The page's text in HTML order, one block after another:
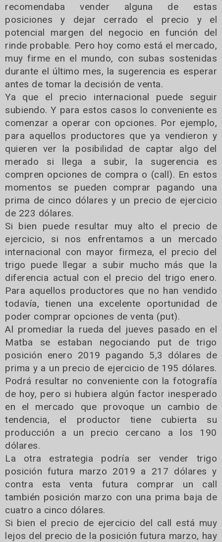
recomendaba vender alguna de estas
posiciones y dejar cerrado el precio y el
potencial margen del negocio en función del
rinde probable. Pero hoy como está el mercado,
muy firme en el mundo, con subas sostenidas
durante el último mes, la sugerencia es esperar
antes de tomar la decisión de venta.
Ya que el precio internacional puede seguir
subiendo. Y para estos casos lo conveniente es
comenzar a operar con opciones. Por ejemplo,
para aquellos productores que ya vendieron y
quieren ver la posibilidad de captar algo del
merado si llega a subir, la sugerencia es
compren opciones de compra o (call). En estos
momentos se pueden comprar pagando una
prima de cinco dólares y un precio de ejercicio
de 223 dólares.
Si bien puede resultar muy alto el precio de
ejercicio, si nos enfrentamos a un mercado
internacional con mayor firmeza, el precio del
trigo puede llegar a subir mucho más que la
diferencia actual con el precio del trigo enero.
Para aquellos productores que no han vendido
todavía, tienen una excelente oportunidad de
poder comprar opciones de venta (put).
Al promediar la rueda del jueves pasado en el
Matba se estaban negociando put de trigo
posición enero 2019 pagando 5,3 dólares de
prima y a un precio de ejercicio de 195 dólares.
Podrá resultar no conveniente con la fotografía
de hoy, pero si hubiera algún factor inesperado
en el mercado que provoque un cambio de
tendencia, el productor tiene cubierta su
producción a un precio cercano a los 190
dólares.
La otra estrategia podría ser vender trigo
posición futura marzo 2019 a 217 dólares y
contra esta venta futura comprar un call
también posición marzo con una prima baja de
cuatro a cinco dólares.
Si bien el precio de ejercicio del call está muy
lejos del precio de la posición futura marzo, hay